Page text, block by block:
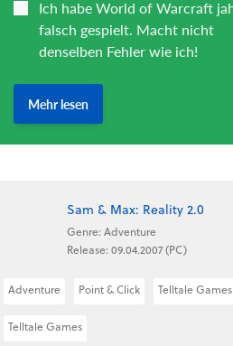
Sam & Max: Reality 2.0
Genre: Adventure
Release: 09.04.2007 (PC)
Adventure Point & Click Telltale Games
Telltale Games